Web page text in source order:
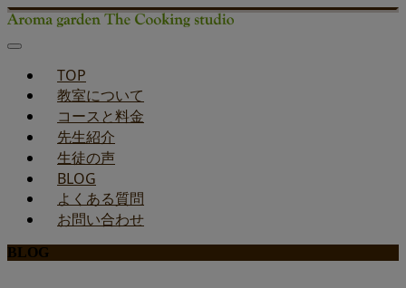
TOP
教室について
コースと料金
先生紹介
生徒の声
BLOG
よくある質問
お問い合わせ
BLOG